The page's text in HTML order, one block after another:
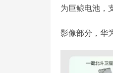
为巨鲸电池，
影像部分，华